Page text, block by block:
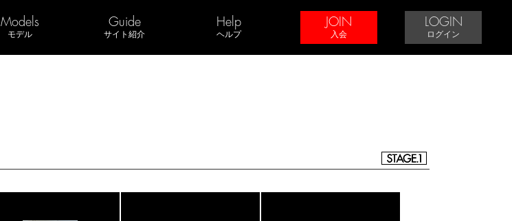
Models
モデル
Guide
サイト紹介
Help
ヘルプ
JOIN
入会
LOGIN
ログイン